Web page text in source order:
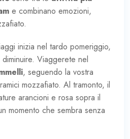
e combinano emozioni,
inizia nel tardo pomeriggio,
Viaggerete nel
, seguendo la vostra
mozzafiato. Al tramonto, il
arancioni e rosa sopra il
momento che sembra senza